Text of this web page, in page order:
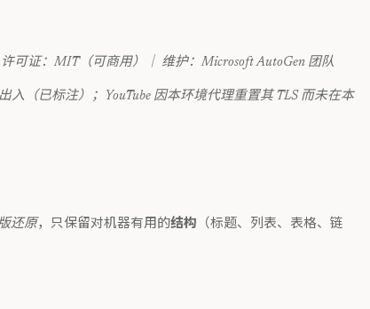
许可证：MIT（可商用）｜ 维护：Microsoft AutoGen 团队
（已标注）；YouTube 因本环境代理重置其 TLS 而未在本
还原，只保留对机器有用的结构 （标题、列表、表格、链